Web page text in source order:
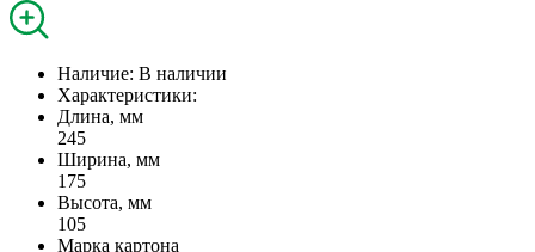
Наличие: В наличии
Характеристики:
Длина, мм
245
Ширина, мм
175
Высота, мм
105
Марка картона